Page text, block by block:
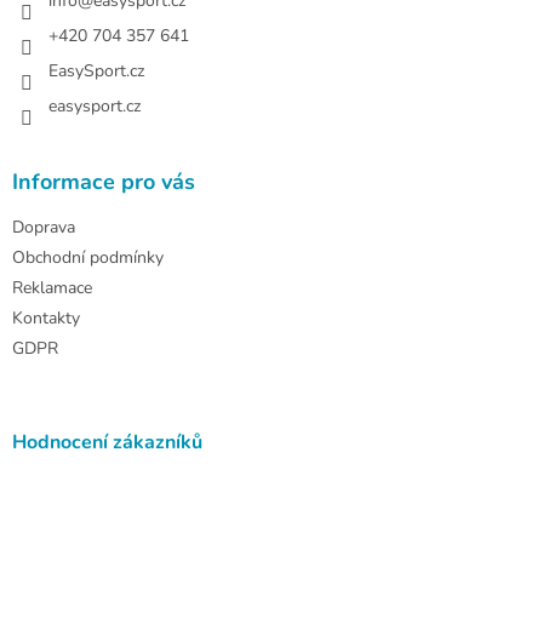
+420 704 357 641
EasySport.cz
easysport.cz
Informace pro vás
Doprava
Obchodní podmínky
Reklamace
Kontakty
GDPR
Hodnocení zákazníků